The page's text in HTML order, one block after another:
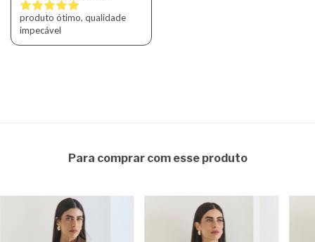
produto ótimo, qualidade
impecável
Para comprar com esse produto